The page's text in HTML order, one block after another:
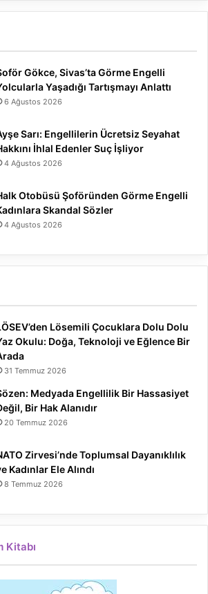
Gökce, Sivas’ta Görme Engelli
Yaşadığı Tartışmayı Anlattı
6 Ağustos 2026
Sarı: Engellilerin Ücretsiz Seyahat
İhlal Edenler Suç İşliyor
4 Ağustos 2026
Otobüsü Şoföründen Görme Engelli
Skandal Sözler
4 Ağustos 2026
Lösemili Çocuklara Dolu Dolu
Okulu: Doğa, Teknoloji ve Eğlence Bir
31 Temmuz 2026
Medyada Engellilik Bir Hassasiyet
Bir Hak Alanıdır
20 Temmuz 2026
Zirvesi’nde Toplumsal Dayanıklılık
Kadınlar Ele Alındı
8 Temmuz 2026
Kitabı